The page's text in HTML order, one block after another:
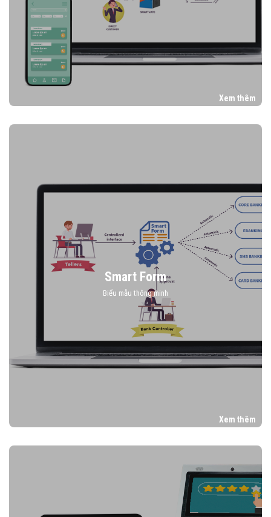
Xem thêm
Smart Form
Biểu mẫu thông minh
Xem thêm